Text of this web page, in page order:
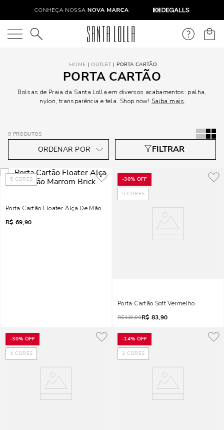
O que você está procurando?
OUTLET PORTA CARTÃO
PORTA CARTÃO
Bolsas de Praia da Santa Lolla em diversos acabamentos: palha,
nylon, transparência e tela. Shop now! Saiba mais
9 PRODUTOS
5 CORES
Porta Cartão Floater Alça De Mão Marrom Brick
R$ 69,90
-30% OFF
5 CORES
Porta Cartão Soft Vermelho
R$119,90R$ 83,90
-30% OFF
4 CORES
-14% OFF
2 CORES